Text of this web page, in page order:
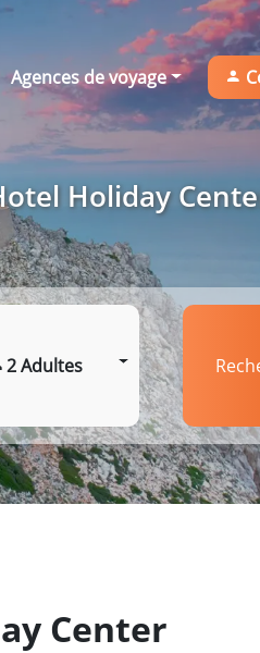
Agences de voyage
Holiday
2 Adultes
Center